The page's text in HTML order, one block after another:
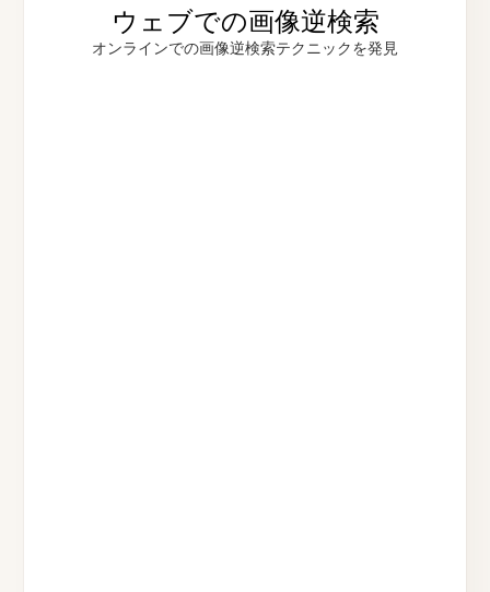
ウェブでの画像逆検索
オンラインでの画像逆検索テクニックを発見